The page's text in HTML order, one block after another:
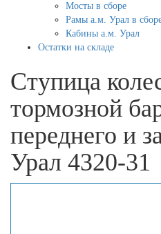
Мосты в сборе
Рамы а.м. Урал в
Кабины а.м. Урал
Остатки на складе
Ступица
тормозной
переднего и
Урал 4320-31